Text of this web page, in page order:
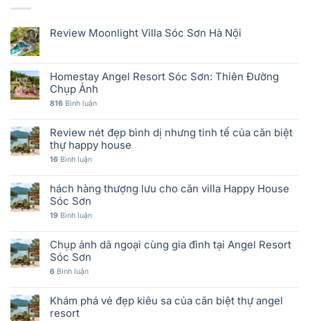
Review Moonlight Villa Sóc Sơn Hà Nội
Homestay Angel Resort Sóc Sơn: Thiên Đường
Chụp Ảnh
816 Bình luận
Review nét đẹp bình dị nhưng tinh tế của căn biệt
thự happy house
16 Bình luận
hách hàng thượng lưu cho căn villa Happy House
Sóc Sơn
19 Bình luận
Chụp ảnh dã ngoại cùng gia đình tại Angel Resort
Sóc Sơn
6 Bình luận
Khám phá vẻ đẹp kiêu sa của căn biệt thự angel
resort